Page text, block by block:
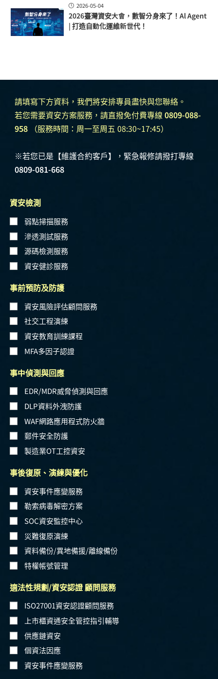
2026-05-04
2026臺灣資安大會，數智分身來了！Al Agent
| 打造自動化運維新世代！
請填寫下方資料，我們將安排專員盡快與您聯絡。
若您需要資安方案服務，請直撥免付費專線 0809-088-
958 （服務時間：周一至周五 08:30~17:45）
※若您已是【維護合約客戶】，緊急報修請撥打專線
0809-081-668
資安檢測
弱點掃描服務
滲透測試服務
源碼檢測服務
資安健診服務
事前預防及防護
資安風險評估顧問服務
社交工程演練
資安教育訓練課程
MFA多因子認證
事中偵測與回應
EDR/MDR威脅偵測與回應
DLP資料外洩防護
WAF網路應用程式防火牆
郵件安全防護
製造業OT工控資安
事後復原、演練與優化
資安事件應變服務
勒索病毒解密方案
SOC資安監控中心
災難復原演練
資料備份/異地備援/離線備份
特權帳號管理
適法性規劃/資安認證 顧問服務
ISO27001資安認證顧問服務
上市櫃資通安全管控指引輔導
供應鏈資安
個資法因應
資安事件應變服務